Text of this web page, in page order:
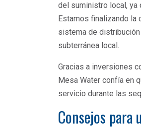
del suministro local, ya
Estamos finalizando la
sistema de
subterránea local.
Gracias a inversiones
Mesa Water confía en
servicio durante las
Consejos para